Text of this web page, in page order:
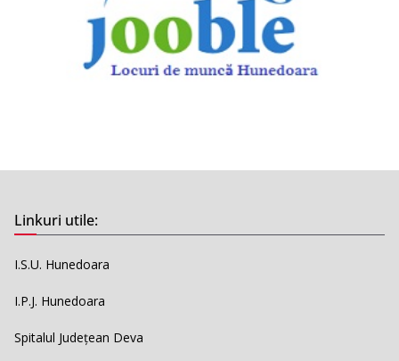
Linkuri utile:
I.S.U. Hunedoara
I.P.J. Hunedoara
Spitalul Județean Deva